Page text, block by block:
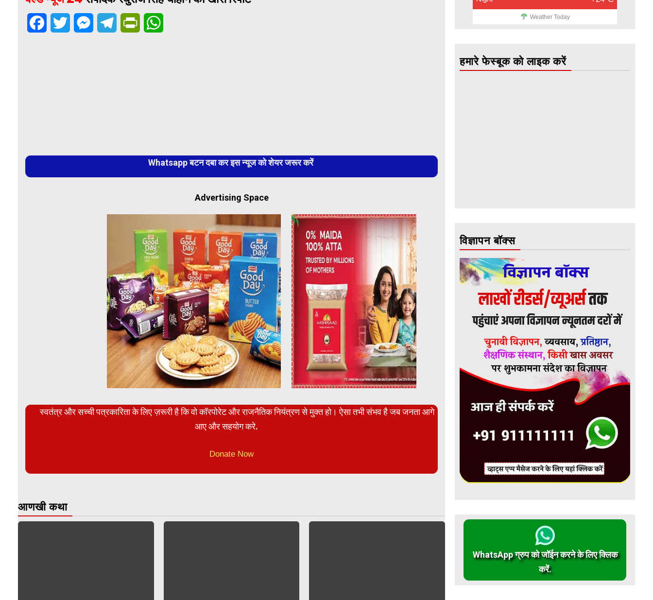
FacebookTwitter MessengerTelegramPrintFriendly
Whatsapp बटन दबा कर इस न्यूज को शेयर जरूर करें
Advertising Space
स्वतंत्र और सच्ची पत्रकारिता के लिए ज़रूरी है कि वो कॉरपोरेट और राजनैतिक नियंत्रण से मुक्त हो। ऐसा तभी संभव है जब जनता आगे
आए और सहयोग करे.
Donate Now
आणखी कथा
Weather Today
हमारे फेस्बूक को लाइक करें
विज्ञापन बॉक्स
WhatsApp ग्रुप को जॉईन करने के लिए क्लिक
करें.